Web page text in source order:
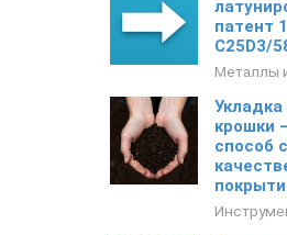
патент
C25D3/
Металлы
крошки
способ